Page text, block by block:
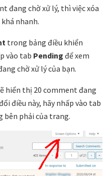
đang chờ xử lý, thì việc xóa
nhanh.
trong bảng điều khiển
vào tab Pending để xem
chờ xử lý của bạn.
hiển thị 20 comment đang
điều này, hãy nhấp vào tab
bên phải của trang.